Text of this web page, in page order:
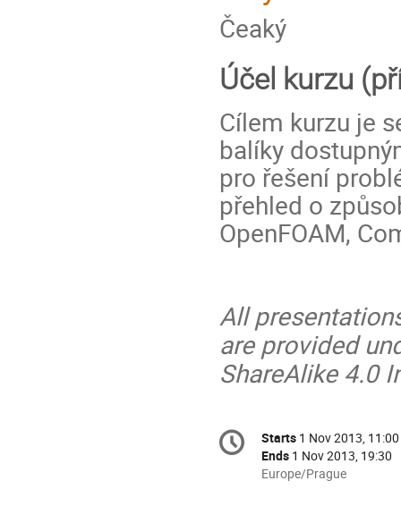
Čeaký
Účel kurzu
Cílem kurzu je
balíky
pro řešení
přehled o
OpenFOAM,
All
are provided
ShareAlike 4.0
Conference
information
Date/Time
Starts 1 Nov 2013, 11:00
Ends 1 Nov 2013, 19:30
All
Europe/Prague